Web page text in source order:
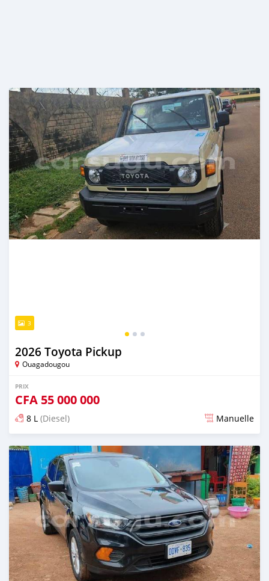
3
2026 Toyota Pickup
Ouagadougou
PRIX
CFA 55 000 000
8 L (Diesel) Manuelle
Publié il y a 2 jours